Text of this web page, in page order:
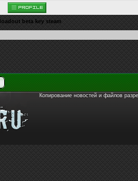
loadout beta key steam
Копирование новостей и файлов